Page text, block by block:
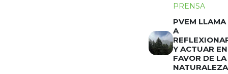
PRENSA
PVEM LLAMA
A
Y ACTUAR EN
FAVOR DE LA
NATURALEZA